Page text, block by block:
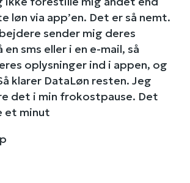
løn via app’en. Det er så nemt.
sender mig deres
sms eller i en e-mail, så
oplysninger ind i appen, og
klarer DataLøn resten. Jeg
det i min frokostpause. Det
et minut